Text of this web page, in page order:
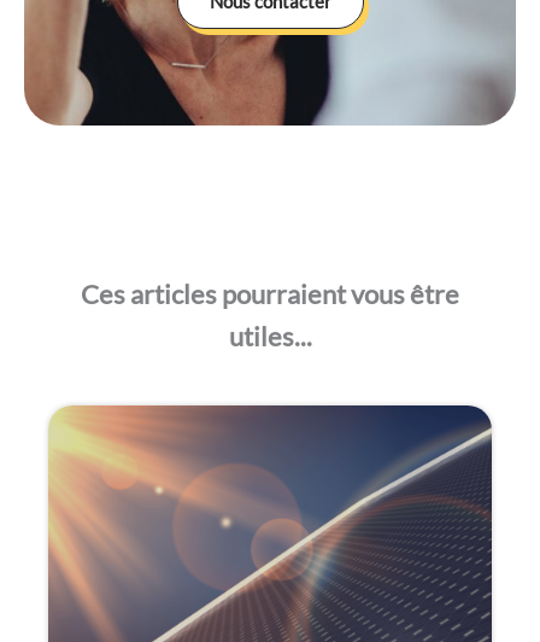
Ces articles pourraient vous être
utiles...